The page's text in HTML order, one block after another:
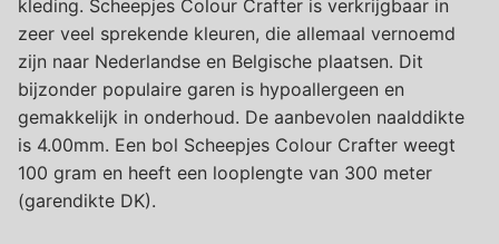
kleding. Scheepjes Colour Crafter is verkrijgbaar in
zeer veel sprekende kleuren, die allemaal vernoemd
zijn naar Nederlandse en Belgische plaatsen. Dit
bijzonder populaire garen is hypoallergeen en
gemakkelijk in onderhoud. De aanbevolen naalddikte
is 4.00mm. Een bol Scheepjes Colour Crafter weegt
100 gram en heeft een looplengte van 300 meter
(garendikte DK).